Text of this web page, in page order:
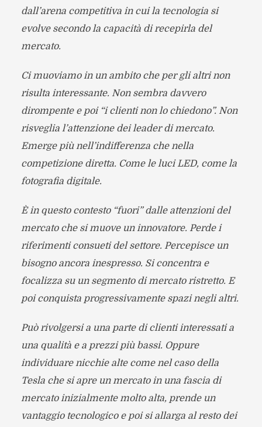
dall’arena competitiva in cui la tecnologia si
evolve secondo la capacità di recepirla del
mercato.
Ci muoviamo in un ambito che per gli altri non
risulta interessante. Non sembra davvero
dirompente e poi “i clienti non lo chiedono”. Non
risveglia l’attenzione dei leader di mercato.
Emerge più nell’indifferenza che nella
competizione diretta. Come le luci LED, come la
fotografia digitale.
È in questo contesto “fuori” dalle attenzioni del
mercato che si muove un innovatore. Perde i
riferimenti consueti del settore. Percepisce un
bisogno ancora inespresso. Si concentra e
focalizza su un segmento di mercato ristretto. E
poi conquista progressivamente spazi negli altri.
Può rivolgersi a una parte di clienti interessati a
una qualità e a prezzi più bassi. Oppure
individuare nicchie alte come nel caso della
Tesla che si apre un mercato in una fascia di
mercato inizialmente molto alta, prende un
vantaggio tecnologico e poi si allarga al resto dei